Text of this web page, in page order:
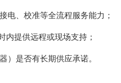
电、校准等全流程服务能力；
内提供远程或现场支持；
）是否有长期供应承诺。